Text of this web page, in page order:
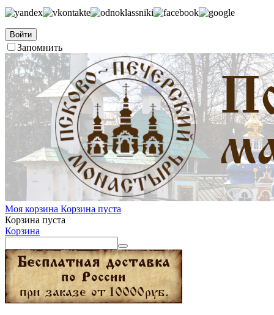
Войти
Запомнить
Моя корзина Корзина пуста
Корзина пуста
Корзина